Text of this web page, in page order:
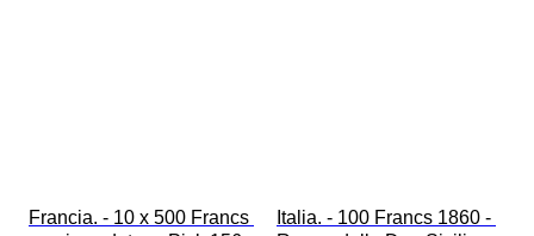
Francia. - 10 x 500 Francs
Italia. - 100 Francs 1860 -